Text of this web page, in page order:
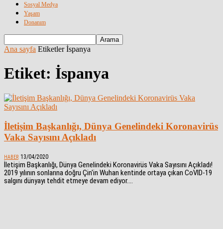
Sosyal Medya
Yaşam
Donanım
Ana sayfa Etiketler İspanya
Etiket: İspanya
İletişim Başkanlığı, Dünya Genelindeki Koronavirüs
Vaka Sayısını Açıkladı
HABER 13/04/2020
İletişim Başkanlığı, Dünya Genelindeki Koronavirüs Vaka Sayısını Açıkladı!
2019 yılının sonlarına doğru Çin'in Wuhan kentinde ortaya çıkan CoVID-19
salgını dünyayı tehdit etmeye devam ediyor....